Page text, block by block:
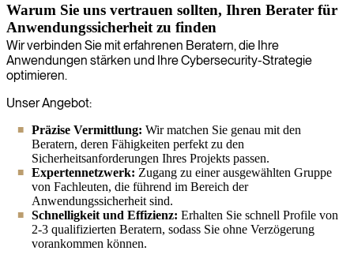
Warum Sie uns vertrauen sollten, Ihren Berater für
Anwendungssicherheit zu finden
Wir verbinden Sie mit erfahrenen Beratern, die Ihre
Anwendungen stärken und Ihre Cybersecurity-Strategie
optimieren.
Unser Angebot:
Präzise Vermittlung: Wir matchen Sie genau mit den
Beratern, deren Fähigkeiten perfekt zu den
Sicherheitsanforderungen Ihres Projekts passen.
Expertennetzwerk: Zugang zu einer ausgewählten Gruppe
von Fachleuten, die führend im Bereich der
Anwendungssicherheit sind.
Schnelligkeit und Effizienz: Erhalten Sie schnell Profile von
2-3 qualifizierten Beratern, sodass Sie ohne Verzögerung
vorankommen können.